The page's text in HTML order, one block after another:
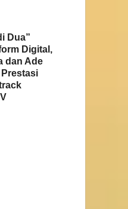
Dua”
Digital,
dan Ade